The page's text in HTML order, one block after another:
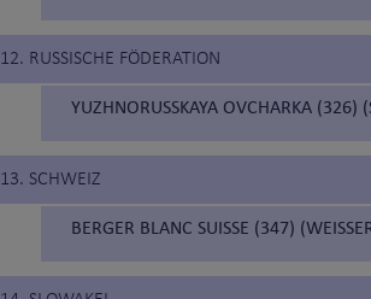
12. RUSSISCHE FÖDERATION
YUZHNORUSSKAYA OVCHARKA (326)
13. SCHWEIZ
BERGER BLANC SUISSE (347)